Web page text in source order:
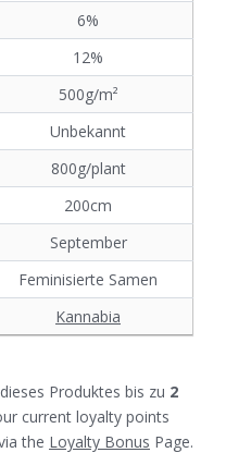
6%
12%
500g/m²
Unbekannt
800g/plant
200cm
September
Feminisierte Samen
Kannabia
Produktes bis zu 2
current loyalty points
the Loyalty Bonus Page.